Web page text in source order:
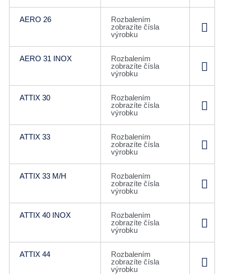
AERO 26
Rozbalením
zobrazíte čísla
výrobku
AERO 31 INOX
Rozbalením
zobrazíte čísla
výrobku
ATTIX 30
Rozbalením
zobrazíte čísla
výrobku
ATTIX 33
Rozbalením
zobrazíte čísla
výrobku
ATTIX 33 M/H
Rozbalením
zobrazíte čísla
výrobku
ATTIX 40 INOX
Rozbalením
zobrazíte čísla
výrobku
ATTIX 44
Rozbalením
zobrazíte čísla
výrobku